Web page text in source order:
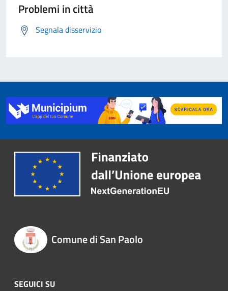
Problemi in città
Segnala disservizio
Comune di San Paolo
SEGUICI SU